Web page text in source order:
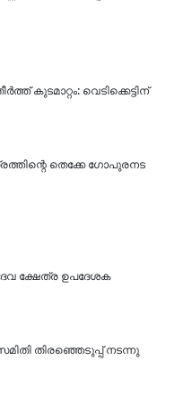
കുടമാറ്റം: വെടിക്കെട്ടിന്
തെക്കേ ഗോപുരനട
ക്ഷേത്ര ഉപദേശക
തിരഞ്ഞെടുപ്പ് നടന്നു